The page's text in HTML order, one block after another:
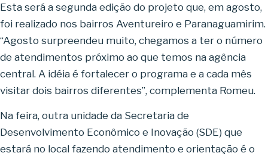
Esta será a segunda edição do projeto que, em agosto,
foi realizado nos bairros Aventureiro e Paranaguamirim.
“Agosto surpreendeu muito, chegamos a ter o número
de atendimentos próximo ao que temos na agência
central. A idéia é fortalecer o programa e a cada mês
visitar dois bairros diferentes”, complementa Romeu.
Na feira, outra unidade da Secretaria de
Desenvolvimento Econômico e Inovação (SDE) que
estará no local fazendo atendimento e orientação é o